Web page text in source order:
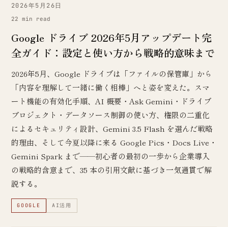
2026年5月26日
22 min read
Google ドライブ 2026年5月アップデート完
全ガイド：設定と使い方から戦略的意味まで
2026年5月、Google ドライブは「ファイルの保管庫」から
「内容を理解して一緒に働く相棒」へと姿を変えた。スマ
ート機能の有効化手順、AI 概要・Ask Gemini・ドライブ
プロジェクト・データソース制御の使い方、権限の二重化
によるセキュリティ設計、Gemini 3.5 Flash を選んだ戦略
的理由、そして今夏以降に来る Google Pics・Docs Live・
Gemini Spark まで——初心者の最初の一歩から企業導入
の戦略的含意まで、35 本の引用文献に基づき一気通貫で解
説する。
GOOGLE AI活用